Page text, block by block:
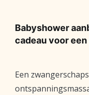
Babyshower
cadeau voor
Een